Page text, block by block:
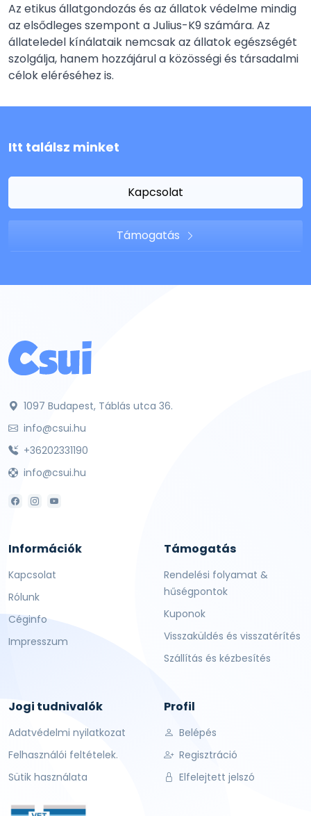
Az etikus állatgondozás és az állatok védelme mindig
az elsődleges szempont a Julius-K9 számára. Az
állateledel kínálataik nemcsak az állatok egészségét
szolgálja, hanem hozzájárul a közösségi és társadalmi
célok eléréséhez is.
Itt találsz minket
Kapcsolat
Támogatás
1097 Budapest, Táblás utca 36.
info@csui.hu
+36202331190
info@csui.hu
Információk
Kapcsolat
Rólunk
Céginfo
Impresszum
Támogatás
Rendelési folyamat &
hűségpontok
Kuponok
Visszaküldés és visszatérítés
Szállítás és kézbesítés
Jogi tudnivalók
Adatvédelmi nyilatkozat
Felhasználói feltételek.
Sütik használata
Profil
Belépés
Regisztráció
Elfelejtett jelszó